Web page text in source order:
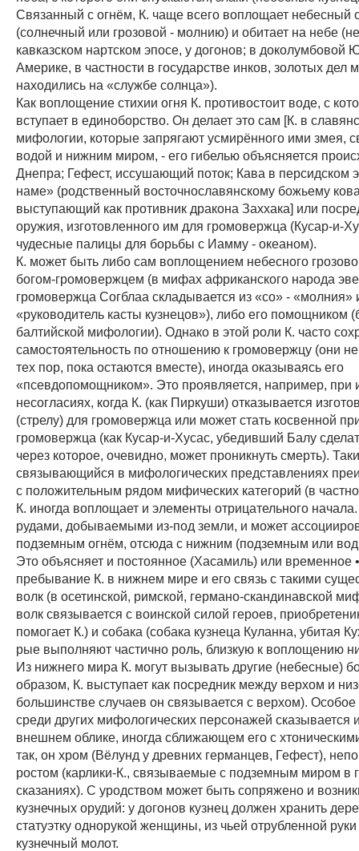
Связанный с огнём, К. чаще всего воплощает небесный
(солнечный или грозовой - молнию) и обитает на небе
кавказском нартском эпосе, у догонов; в доколумбовой
Америке, в частности в государстве инков, золотых дел
находились на «службе солнца»).
Как воплощение стихии огня К. противостоит воде, с
вступает в единоборство. Он делает это сам [К. в
мифологии, которые запрягают усмирённого ими змея,
водой и нижним миром, - его гибелью объясняется
Днепра; Гефест, иссушающий поток; Кава в персидском
наме» (родственный восточнославянскому божьему
выступающий как противник дракона Заххака] или
оружия, изготовленного им для громовержца (Кусар-и-
чудесные палицы для борьбы с Иамму - океаном).
К. может быть либо сам воплощением небесного
богом-громовержцем (в мифах африканского народа
громовержца Согблаа складывается из «со» - «молния»
«руководитель касты кузнецов»), либо его помощником
балтийской мифологии). Однако в этой роли К. часто
самостоятельность по отношению к громовержцу (они
тех пор, пока остаются вместе), иногда оказываясь его
«псевдопомощником». Это проявляется, например, при
несогласиях, когда К. (как Пиркуши) отказывается
(стрелу) для громовержца или может стать косвенной
громовержца (как Кусар-и-Хусас, убедивший Балу
через которое, очевидно, может проникнуть смерть).
связывающийся в мифологических представлениях
с положительным рядом мифических категорий (в
К. иногда воплощает и элементы отрицательного
рудами, добываемыми из-под земли, и может
подземным огнём, отсюда с нижним (подземным или
Это объясняет и постоянное (Хасамиль) или временное
пребывание К. в нижнем мире и его связь с такими
волк (в осетинской, римской, германо-скандинавской
волк связывается с воинской силой героев,
помогает К.) и собака (собака кузнеца Куланна, убитая
рые выполняют частично роль, близкую к воплощению
Из нижнего мира К. могут вызывать другие (небесные)
образом, К. выступает как посредник между верхом и
большинстве случаев он связывается с верхом).
среди других мифологических персонажей сказывается
внешнем облике, иногда сближающем его с
так, он хром (Вёлунд у древних германцев, Гефест),
ростом (карлики-К., связываемые с подземным миром в
сказаниях). С уродством может быть сопряжено и
кузнечных орудий: у догонов кузнец должен хранить
статуэтку однорукой женщины, из чьей отрубленной
кузнечный молот.